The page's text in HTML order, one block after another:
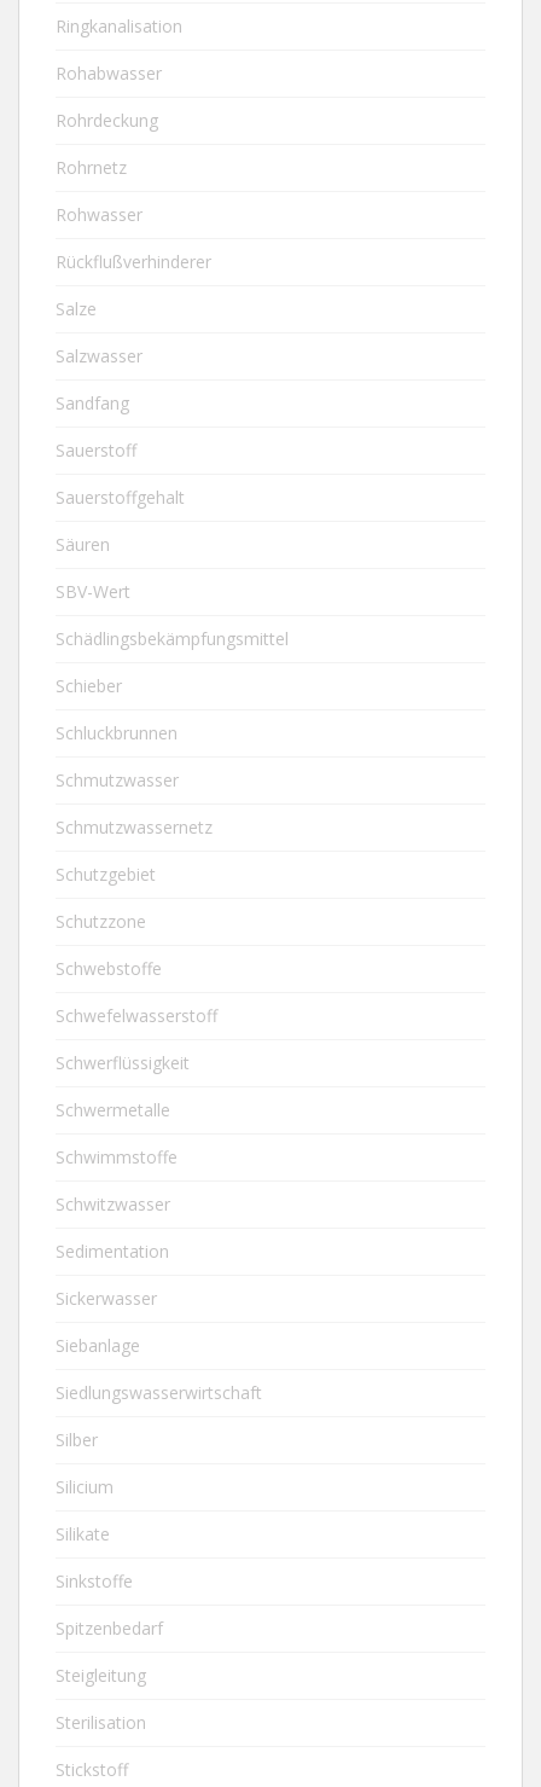
Ringkanalisation
Rohabwasser
Rohrdeckung
Rohrnetz
Rohwasser
Rückflußverhinderer
Salze
Salzwasser
Sandfang
Sauerstoff
Sauerstoffgehalt
Säuren
SBV-Wert
Schädlingsbekämpfungsmittel
Schieber
Schluckbrunnen
Schmutzwasser
Schmutzwassernetz
Schutzgebiet
Schutzzone
Schwebstoffe
Schwefelwasserstoff
Schwerflüssigkeit
Schwermetalle
Schwimmstoffe
Schwitzwasser
Sedimentation
Sickerwasser
Siebanlage
Siedlungswasserwirtschaft
Silber
Silicium
Silikate
Sinkstoffe
Spitzenbedarf
Steigleitung
Sterilisation
Stickstoff